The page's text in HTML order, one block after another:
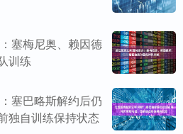
塞梅尼奥、赖因德
训练
塞巴略斯解约后仍
独自训练保持状态